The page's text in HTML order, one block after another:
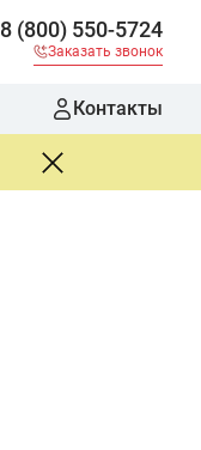
8 (800) 550-5724
Заказать звонок
Контакты